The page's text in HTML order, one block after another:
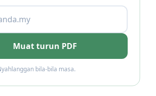
Muat turun PDF
bila-bila masa.